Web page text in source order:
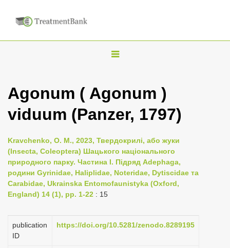
T
g
l
n
a
v
i
t
Agonum ( Agonum )
viduum (Panzer, 1797)
Kravchenko, O. M., 2023, Твердокрилі, або жуки
(Insecta, Coleoptera) Шацького національного
природного парку. Частина I. Підряд Adephaga,
родини Gyrinidae, Haliplidae, Noteridae, Dytiscidae та
Carabidae, Ukrainska Entomofaunistyka (Oxford,
England) 14 (1), pp. 1-22 : 15
publication
ID
https://doi.org/10.5281/zenodo.8289195